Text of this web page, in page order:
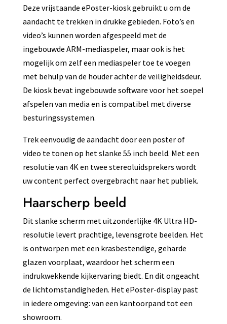
Deze vrijstaande ePoster-kiosk gebruikt u om de
aandacht te trekken in drukke gebieden. Foto’s en
video’s kunnen worden afgespeeld met de
ingebouwde ARM-mediaspeler, maar ook is het
mogelijk om zelf een mediaspeler toe te voegen
met behulp van de houder achter de veiligheidsdeur.
De kiosk bevat ingebouwde software voor het soepel
afspelen van media en is compatibel met diverse
besturingssystemen.
Trek eenvoudig de aandacht door een poster of
video te tonen op het slanke 55 inch beeld. Met een
resolutie van 4K en twee stereoluidsprekers wordt
uw content perfect overgebracht naar het publiek.
Haarscherp beeld
Dit slanke scherm met uitzonderlijke 4K Ultra HD-
resolutie levert prachtige, levensgrote beelden. Het
is ontworpen met een krasbestendige, geharde
glazen voorplaat, waardoor het scherm een
indrukwekkende kijkervaring biedt. En dit ongeacht
de lichtomstandigheden. Het ePoster-display past
in iedere omgeving: van een kantoorpand tot een
showroom.